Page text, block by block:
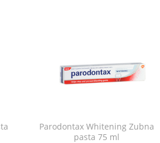
Parodontax Whitening Zubna
pasta 75 ml